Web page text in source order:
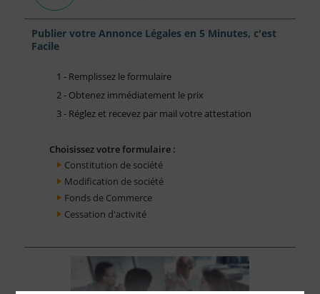
Publier votre Annonce Légales en 5 Minutes, c'est
Facile
1 - Remplissez le formulaire
2 - Obtenez immédiatement le prix
3 - Réglez et recevez par mail votre attestation
Choisissez votre formulaire :
Constitution de société
Modification de société
Fonds de Commerce
Cessation d'activité